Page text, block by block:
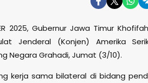
2025, Gubernur Jawa Timur
Jenderal (Konjen) Amerika
Negara Grahadi, Jumat (3/10).
kerja sama bilateral di bidang